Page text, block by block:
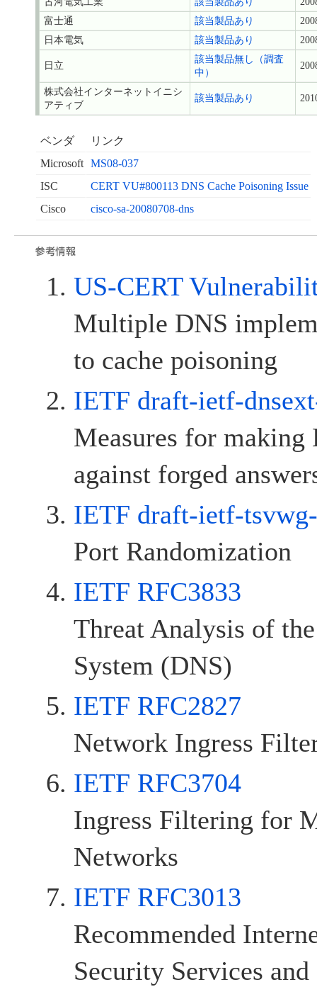
富士通
該当製品あり
日本電気
該当製品あり
日立
該当製品無し（調査
中）
株式会社インターネットイニシ
アティブ
該当製品あり
ベンダ
リンク
Microsoft
MS08-037
ISC
CERT VU#800113 DNS Cache Poisoning Issue
Cisco
cisco-sa-20080708-dns
US-CERT
Multiple DNS
to cache poisoning
IETF draft-ietf-
Measures for
against forged
IETF draft-ietf-
Port Randomization
IETF RFC3833
Threat Analysis of
System (DNS)
IETF RFC2827
Network Ingress
IETF RFC3704
Ingress Filtering for
Networks
IETF RFC3013
Recommended
Security Services and